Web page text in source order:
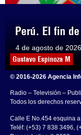
Perú. El fin
4 de agosto de
Gustavo Espinoza M
© 2016-2026 Agencia
Radio – Televisión –
Todos los derechos
Calle E No.454 esquina
Teléf: (+53) 7 838 3496,